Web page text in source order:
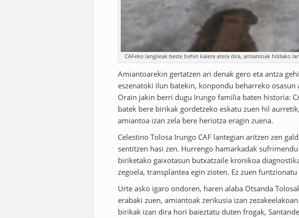
CAFeko langileak beste behin kalera atera dira, amiantoak hildako
Amiantoarekin gertatzen ari denak gero eta antza
eszenatoki ilun batekin, konpondu beharreko
Orain jakin berri dugu Irungo familia baten historia:
batek bere birikak gordetzeko eskatu zuen hil
amiantoa izan zela bere heriotza eragin zuena.
Celestino Tolosa Irungo CAF lantegian aritzen zen
sentitzen hasi zen. Hurrengo hamarkadak
biriketako gaixotasun butxatzaile kronikoa
zegoela, transplantea egin zioten. Ez zuen
Urte asko igaro ondoren, haren alaba Otsanda
erabaki zuen, amiantoak zerikusia izan
birikak izan dira hori baieztatu duten frogak,